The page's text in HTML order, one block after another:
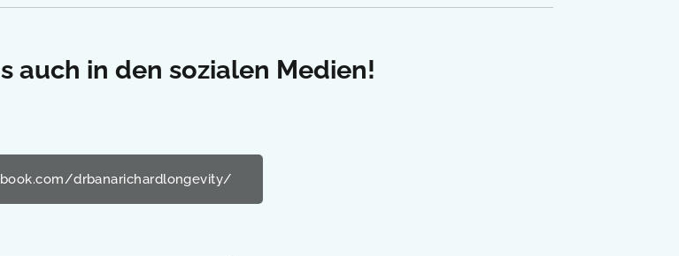
auch in den sozialen Medien!
drbanarichardlongevity/